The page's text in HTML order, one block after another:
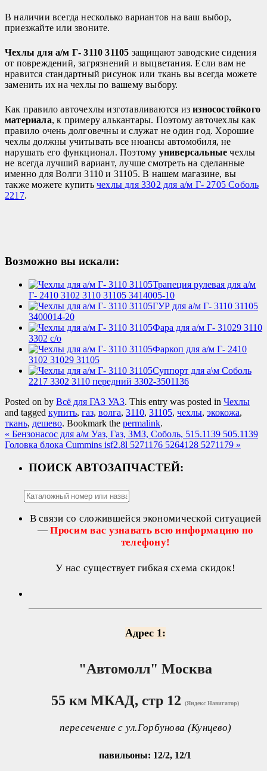
В наличии всегда несколько вариантов на ваш выбор,
приезжайте или звоните.
Чехлы для а/м Г- 3110 31105 защищают заводские сидения
от повреждений, загрязнений и выцветания. Если вам не
нравится стандартный рисунок или ткань вы всегда можете
заменить их на чехлы по вашему выбору.
Как правило авточехлы изготавливаются изизносостойкого
материала, к примеру алькантары. Поэтому авточехлы как
правило очень долговечны и служат не один год. Хорошие
чехлы должны учитывать все нюансы автомобиля, не
нарушать его функционал. Поэтому универсальные чехлы
не всегда лучший вариант, лучше смотреть на сделанные
именно для Волги 3110 и 31105. В нашем магазине, вы
также можете купить чехлы для 3302 для а/м Г- 2705 Соболь
2217.
Возможно вы искали:
Трапеция рулевая для а/м
Г- 2410 3102 3110 31105 3414005-10
ГУР для а/м Г- 3110 31105
3400014-20
Фара для а/м Г- 31029 3110
3302 с/о
Фаркоп для а/м Г- 2410
3102 31029 31105
Суппорт для а\м Соболь
2217 3302 3110 передний 3302-3501136
Posted on by Всё для ГАЗ УАЗ. This entry was posted in Чехлы
and tagged купить, газ, волга, 3110, 31105, чехлы, экокожа,
ткань, дешево. Bookmark the permalink.
« Бензонасос для а/м Уаз, Газ, ЗМЗ, Соболь, 515.1139 505.1139
Головка блока Cummins isf2.8l 5271176 5264128 5271179 »
ПОИСК АВТОЗАПЧАСТЕЙ:
В связи со сложившейся экономической ситуацией
—Просим вас узнавать всю информацию по
телефону!
У нас существует гибкая схема скидок!
Адрес 1:
"Автомолл" Москва
55 км МКАД, стр 12 (Яндекс Навигатор)
пересечение с ул.Горбунова (Кунцево)
павильоны: 12/2, 12/1